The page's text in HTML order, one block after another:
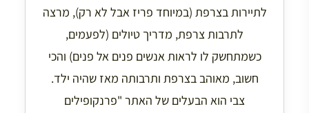
לתיירות בצרפת (במיוחד פריז אבל לא רק), מרצה
לתרבות צרפת, מדריך טיולים (לפעמים,
כשמתחשק לו לראות אנשים פנים אל פנים) והכי
חשוב, מאוהב בצרפת ותרבותה מאז שהיה ילד.
צבי הוא הבעלים של האתר "פרנקופילים